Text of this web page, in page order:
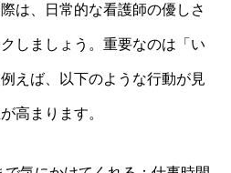
は、日常的な看護師の優しさ
しましょう。重要なのは「い
えば、以下のような行動が見
高まります。